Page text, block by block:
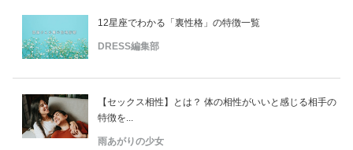
12星座でわかる「裏性格」の特徴一覧
DRESS編集部
【セックス相性】とは？ 体の相性がいいと感じる相手の
特徴を...
雨あがりの少女